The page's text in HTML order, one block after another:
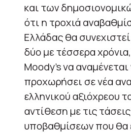
και των
ότι η τροχιά
Ελλάδας θα
δύο με τέσσερα
Moody’s να αναμένεται
προχωρήσει σε νέα
ελληνικού αξιόχρεου
αντίθεση με τις τάσεις
υποβαθμίσεων που θα